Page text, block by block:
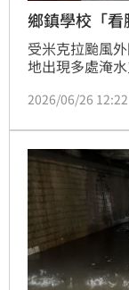
鄉鎮學校「
受米克拉颱風
地出現多處淹
府授權鄉鎮公
知情，此時多
停班課，讓網
推權責給下面
2026/06/26 12:22